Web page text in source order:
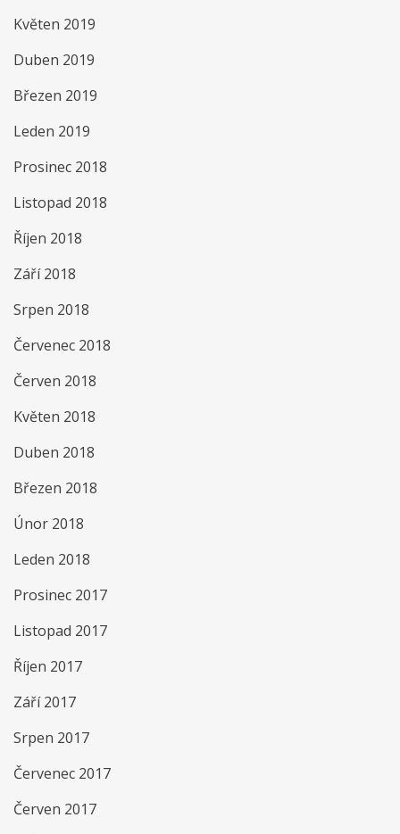
Květen 2019
Duben 2019
Březen 2019
Leden 2019
Prosinec 2018
Listopad 2018
Říjen 2018
Září 2018
Srpen 2018
Červenec 2018
Červen 2018
Květen 2018
Duben 2018
Březen 2018
Únor 2018
Leden 2018
Prosinec 2017
Listopad 2017
Říjen 2017
Září 2017
Srpen 2017
Červenec 2017
Červen 2017